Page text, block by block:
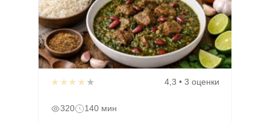
★★★★★ 4,3 • 3 оценки
320 140 мин